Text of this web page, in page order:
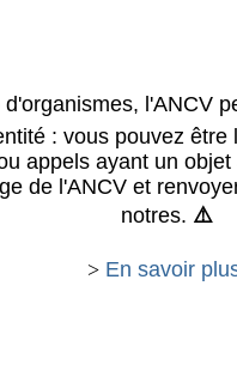
l'ANCV
: vous pouvez
appels ayant un
de l'ANCV et
notres. ⚠️
> En savoir